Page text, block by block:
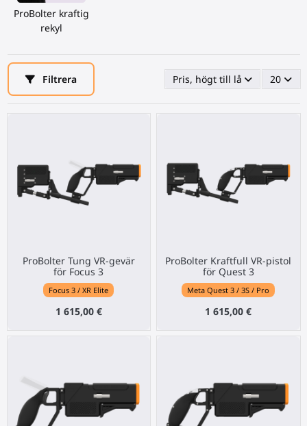
ProBolter kraftig
rekyl
Filtrera Pris, högt till lågt 20
ProBolter Tung VR-gevär
för Focus 3
Focus 3 / XR Elite
1 615,00 €
ProBolter Kraftfull VR-pistol
för Quest 3
Meta Quest 3 / 3S / Pro
1 615,00 €